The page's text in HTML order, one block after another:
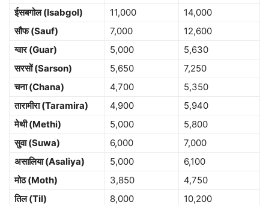
ईसबगोल (Isabgol)
11,000
14,000
सौफ (Sauf)
7,000
12,600
ग्वार (Guar)
5,000
5,630
सरसों (Sarson)
5,650
7,250
चना (Chana)
4,700
5,350
तारामीरा (Taramira)
4,900
5,940
मेथी (Methi)
5,000
5,800
सुवा (Suwa)
6,000
7,000
असालिया (Asaliya)
5,000
6,100
मोठ (Moth)
3,850
4,750
तिल (Til)
8,000
10,200